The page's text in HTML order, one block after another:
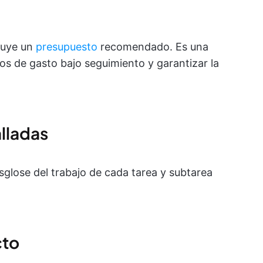
un presupuesto recomendado. Es una
de gasto bajo seguimiento y garantizar la
del trabajo de cada tarea y subtarea